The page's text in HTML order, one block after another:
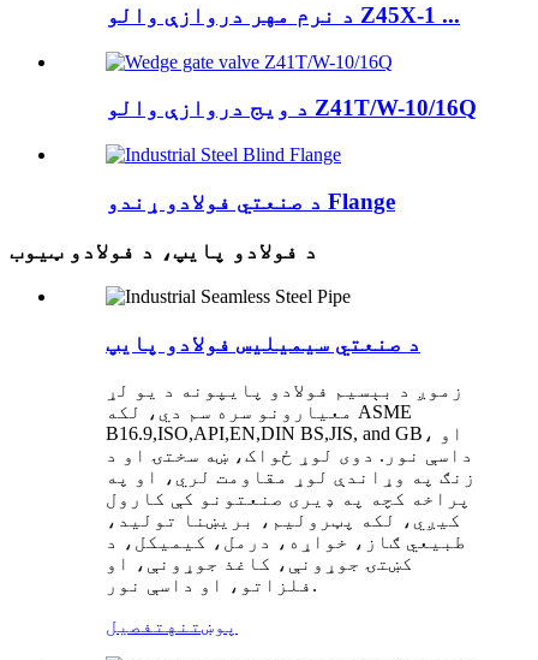
د نرم مهر دروازې والو Z45X-1 ...
د ویج دروازې والو Z41T/W-10/16Q
د صنعتي فولادو ړندو Flange
د فولادو پایپ، د فولادو ټیوب
د صنعتي سیمیلیس فولادو پایپ
زموږ د بېسیم فولادو پایپونه د یو لړ
معیارونو سره سم دي، لکه ASME
B16.9,ISO,API,EN,DIN BS,JIS, and GB، او
داسې نور. دوی لوړ ځواک، ښه سختۍ او د
زنګ په وړاندې لوړ مقاومت لري، او په
پراخه کچه په ډیری صنعتونو کې کارول
کیږي، لکه پټرولیم، بریښنا تولید،
طبیعي ګاز، خواړه، درمل، کیمیکل، د
کښتۍ جوړونې، کاغذ جوړونې، او
فلزاتو، او داسې نور.
پوښتنه تفصیل